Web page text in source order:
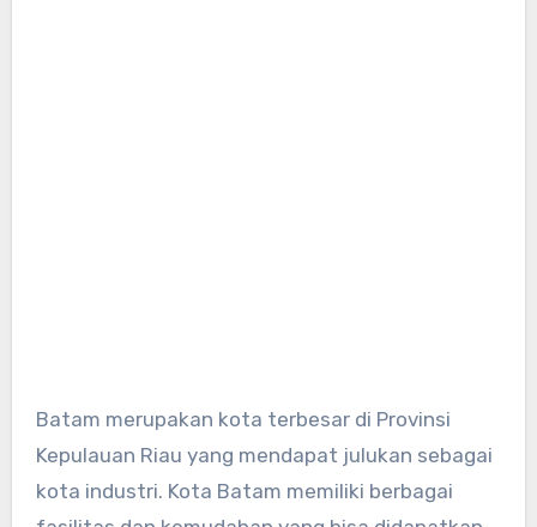
Batam merupakan kota terbesar di Provinsi
Kepulauan Riau yang mendapat julukan sebagai
kota industri. Kota Batam memiliki berbagai